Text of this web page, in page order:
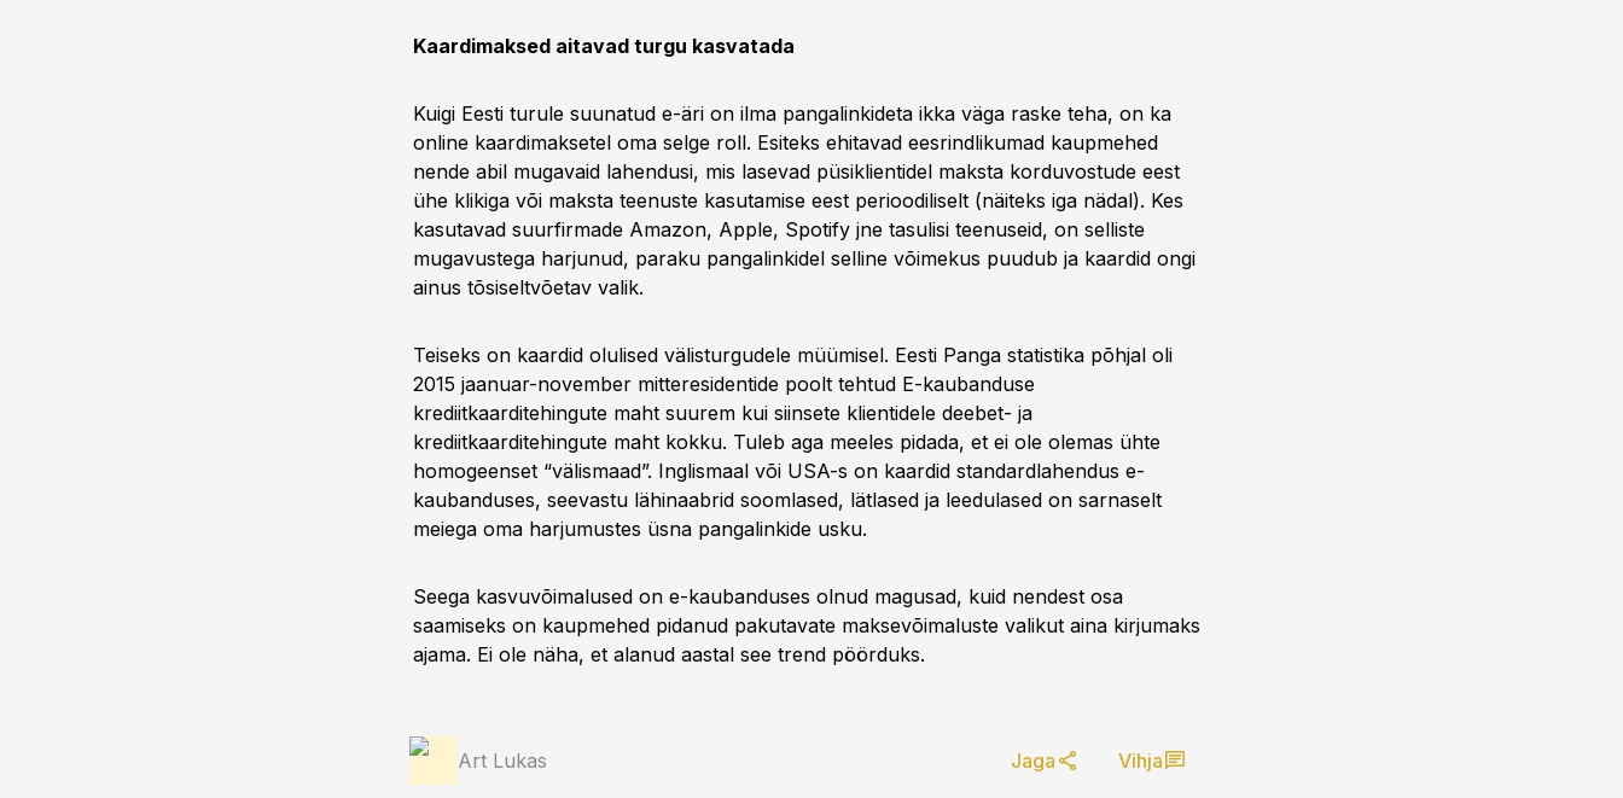
Kaardimaksed aitavad turgu kasvatada
Kuigi Eesti turule suunatud e-äri on ilma pangalinkideta ikka väga raske teha, on ka
online kaardimaksetel oma selge roll. Esiteks ehitavad eesrindlikumad kaupmehed
nende abil mugavaid lahendusi, mis lasevad püsiklientidel maksta korduvostude eest
ühe klikiga või maksta teenuste kasutamise eest perioodiliselt (näiteks iga nädal). Kes
kasutavad suurfirmade Amazon, Apple, Spotify jne tasulisi teenuseid, on selliste
mugavustega harjunud, paraku pangalinkidel selline võimekus puudub ja kaardid ongi
ainus tõsiseltvõetav valik.
Teiseks on kaardid olulised välisturgudele müümisel. Eesti Panga statistika põhjal oli
2015 jaanuar-november mitteresidentide poolt tehtud E-kaubanduse
krediitkaarditehingute maht suurem kui siinsete klientidele deebet- ja
krediitkaarditehingute maht kokku. Tuleb aga meeles pidada, et ei ole olemas ühte
homogeenset “välismaad”. Inglismaal või USA-s on kaardid standardlahendus e-
kaubanduses, seevastu lähinaabrid soomlased, lätlased ja leedulased on sarnaselt
meiega oma harjumustes üsna pangalinkide usku.
Seega kasvuvõimalused on e-kaubanduses olnud magusad, kuid nendest osa
saamiseks on kaupmehed pidanud pakutavate maksevõimaluste valikut aina kirjumaks
ajama. Ei ole näha, et alanud aastal see trend pöörduks.
Art Lukas Jaga Vihja